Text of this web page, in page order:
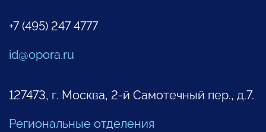
+7 (495) 247 4777
id@opora.ru
127473, г. Москва, 2-й Самотечный пер., д.7.
Региональные отделения